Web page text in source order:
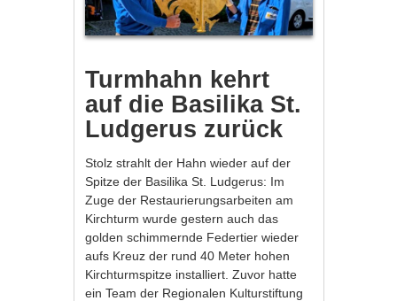
Turmhahn kehrt
auf die Basilika St.
Ludgerus zurück
Stolz strahlt der Hahn wieder auf der
Spitze der Basilika St. Ludgerus: Im
Zuge der Restaurierungsarbeiten am
Kirchturm wurde gestern auch das
golden schimmernde Federtier wieder
aufs Kreuz der rund 40 Meter hohen
Kirchturmspitze installiert. Zuvor hatte
ein Team der Regionalen Kulturstiftung